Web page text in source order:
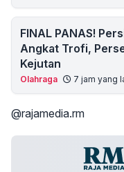
FINAL PANAS!
Angkat Trofi,
Kejutan
Olahraga 7 jam yang
@rajamedia.rm